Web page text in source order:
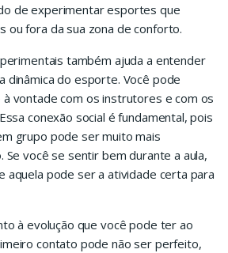
de experimentar esportes que
ou fora da sua zona de conforto.
também ajuda a entender
dinâmica do esporte. Você pode
vontade com os instrutores e com os
conexão social é fundamental, pois
grupo pode ser muito mais
você se sentir bem durante a aula,
aquela pode ser a atividade certa para
à evolução que você pode ter ao
contato pode não ser perfeito,